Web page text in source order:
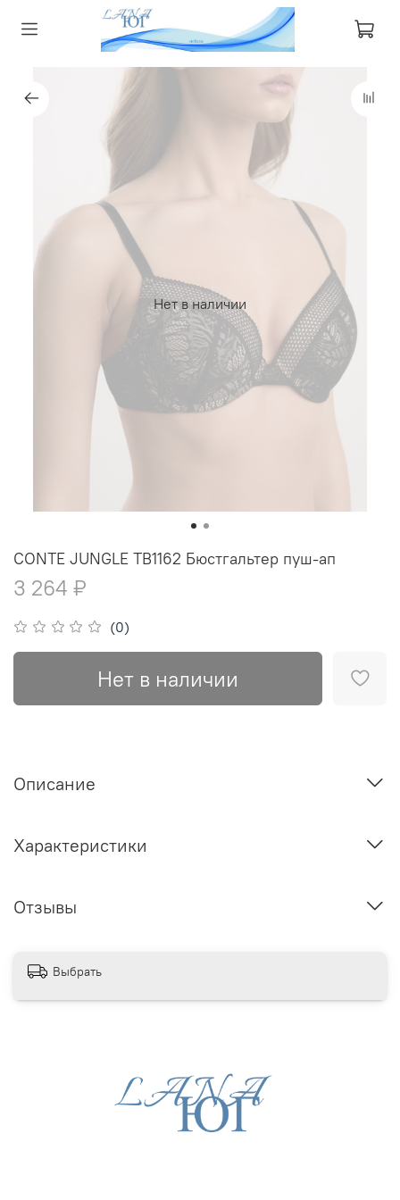
Нет в наличии
(0)
CONTE JUNGLE TB1162 Бюстгальтер пуш-ап
3 264 ₽
Нет в наличии
Описание
Характеристики
Отзывы
Выбрать